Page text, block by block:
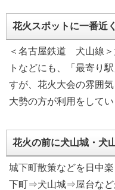
花火スポットに一番近
＜名古屋鉄道 犬山線＞
トなどにも、「最寄り
すが、花火大会の雰囲
大勢の方が利用をしてい
花火の前に犬山城・犬
城下町散策などを日中
下町⇒犬山城⇒屋台など